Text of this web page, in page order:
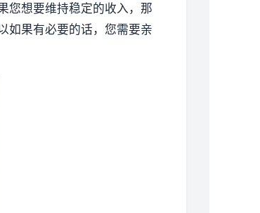
您想要维持稳定的收入，那
如果有必要的话，您需要亲